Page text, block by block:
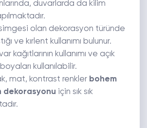
duvarlarda da kilim
simgesi olan dekorasyon türünde
ve kırlent kullanımı bulunur.
kağıtlarının kullanımı ve açık
kullanılabilir.
mat, kontrast renkler bohem
dekorasyonu için sık sık